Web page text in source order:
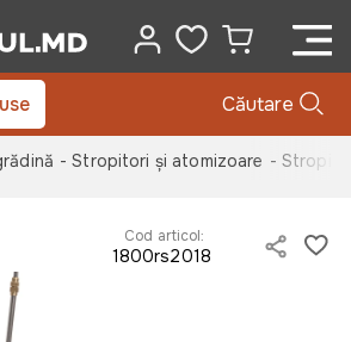
Căutare
- Stropitori și atomizoare -
Cod articol:
1800rs2018